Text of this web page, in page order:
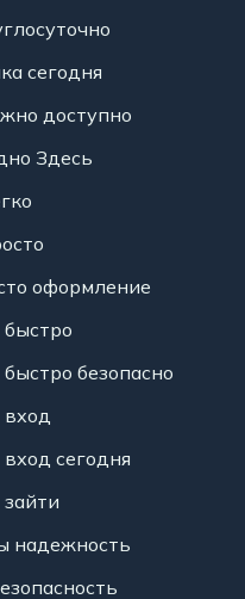
сегодня
доступно
Здесь
оформление
быстро
безопасно
вход
сегодня
надежность